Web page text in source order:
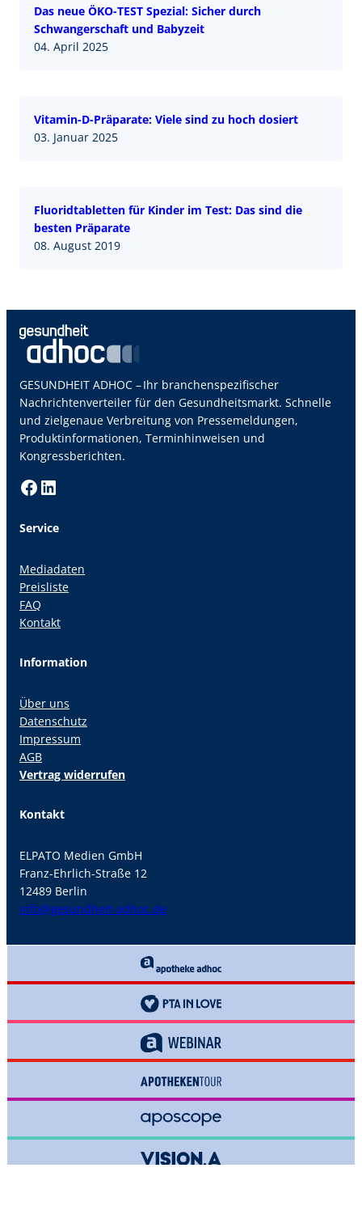
Das neue ÖKO-TEST Spezial: Sicher durch
Schwangerschaft und Babyzeit
04. April 2025
Vitamin-D-Präparate: Viele sind zu hoch dosiert
03. Januar 2025
Fluoridtabletten für Kinder im Test: Das sind die
besten Präparate
08. August 2019
GESUNDHEIT ADHOC – Ihr branchenspezifischer
Nachrichtenverteiler für den Gesundheitsmarkt. Schnelle
und zielgenaue Verbreitung von Pressemeldungen,
Produktinformationen, Terminhinweisen und
Kongressberichten.
Facebook LinkedIn
Service
Mediadaten
Preisliste
FAQ
Kontakt
Information
Über uns
Datenschutz
Impressum
AGB
Vertrag widerrufen
Kontakt
ELPATO Medien GmbH
Franz-Ehrlich-Straße 12
12489 Berlin
info@gesundheit-adhoc.de